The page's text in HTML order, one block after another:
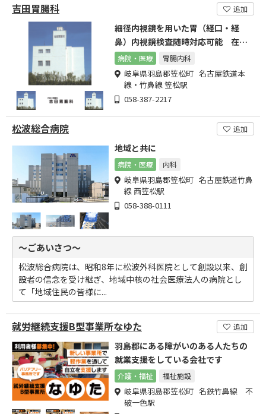
吉田胃腸科 追加
細径内視鏡を用いた胃（経口・経
鼻）内視鏡検査随時対応可能 在宅
医療・往診応相談）
病院・医療 胃腸内科
岐阜県羽島郡笠松町 名古屋鉄道本
線・竹鼻線 笠松駅
058-387-2217
松波総合病院 追加
地域と共に
病院・医療 内科
岐阜県羽島郡笠松町 名古屋鉄道竹鼻
線 西笠松駅
058-388-0111
～ごあいさつ～
松波総合病院は、昭和8年に松波外科医院として創設以来、創
設者の信念を受け継ぎ、地域中核の社会医療法人の病院とし
て「地域住民の皆様に...
就労継続支援B型事業所なゆた 追加
羽島郡にある障がいのある人たちの
就業支援をしている会社です
介護・福祉 福祉施設
岐阜県羽島郡笠松町 名鉄竹鼻線 不
破一色駅